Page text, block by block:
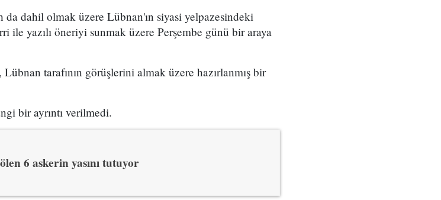
dahil olmak üzere Lübnan'ın siyasi yelpazesindeki
ile yazılı öneriyi sunmak üzere Perşembe günü bir araya
tarafının görüşlerini almak üzere hazırlanmış bir
bir ayrıntı verilmedi.
6 askerin yasını tutuyor